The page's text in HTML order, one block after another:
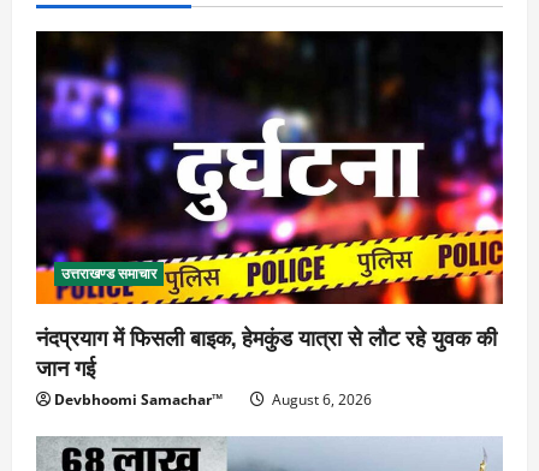
उत्तराखण्ड समाचार
नंदप्रयाग में फिसली बाइक, हेमकुंड यात्रा से लौट रहे युवक की
जान गई
Devbhoomi Samachar™ August 6, 2026